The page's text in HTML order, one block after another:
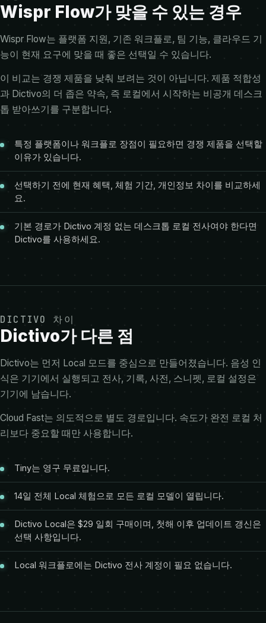
Wispr Flow가 맞을 수 있는 경우
Wispr Flow는 플랫폼 지원, 기존 워크플로, 팀 기능, 클라우드 기
능이 현재 요구에 맞을 때 좋은 선택일 수 있습니다.
이 비교는 경쟁 제품을 낮춰 보려는 것이 아닙니다. 제품 적합성
과 Dictivo의 더 좁은 약속, 즉 로컬에서 시작하는 비공개 데스크
톱 받아쓰기를 구분합니다.
특정 플랫폼이나 워크플로 장점이 필요하면 경쟁 제품을 선택할
이유가 있습니다.
선택하기 전에 현재 혜택, 체험 기간, 개인정보 차이를 비교하세
요.
기본 경로가 Dictivo 계정 없는 데스크톱 로컬 전사여야 한다면
Dictivo를 사용하세요.
DICTIVO 차이
Dictivo가 다른 점
Dictivo는 먼저 Local 모드를 중심으로 만들어졌습니다. 음성 인
식은 기기에서 실행되고 전사, 기록, 사전, 스니펫, 로컬 설정은
기기에 남습니다.
Cloud Fast는 의도적으로 별도 경로입니다. 속도가 완전 로컬 처
리보다 중요할 때만 사용합니다.
Tiny는 영구 무료입니다.
14일 전체 Local 체험으로 모든 로컬 모델이 열립니다.
Dictivo Local은 $29 일회 구매이며, 첫해 이후 업데이트 갱신은
선택 사항입니다.
Local 워크플로에는 Dictivo 전사 계정이 필요 없습니다.